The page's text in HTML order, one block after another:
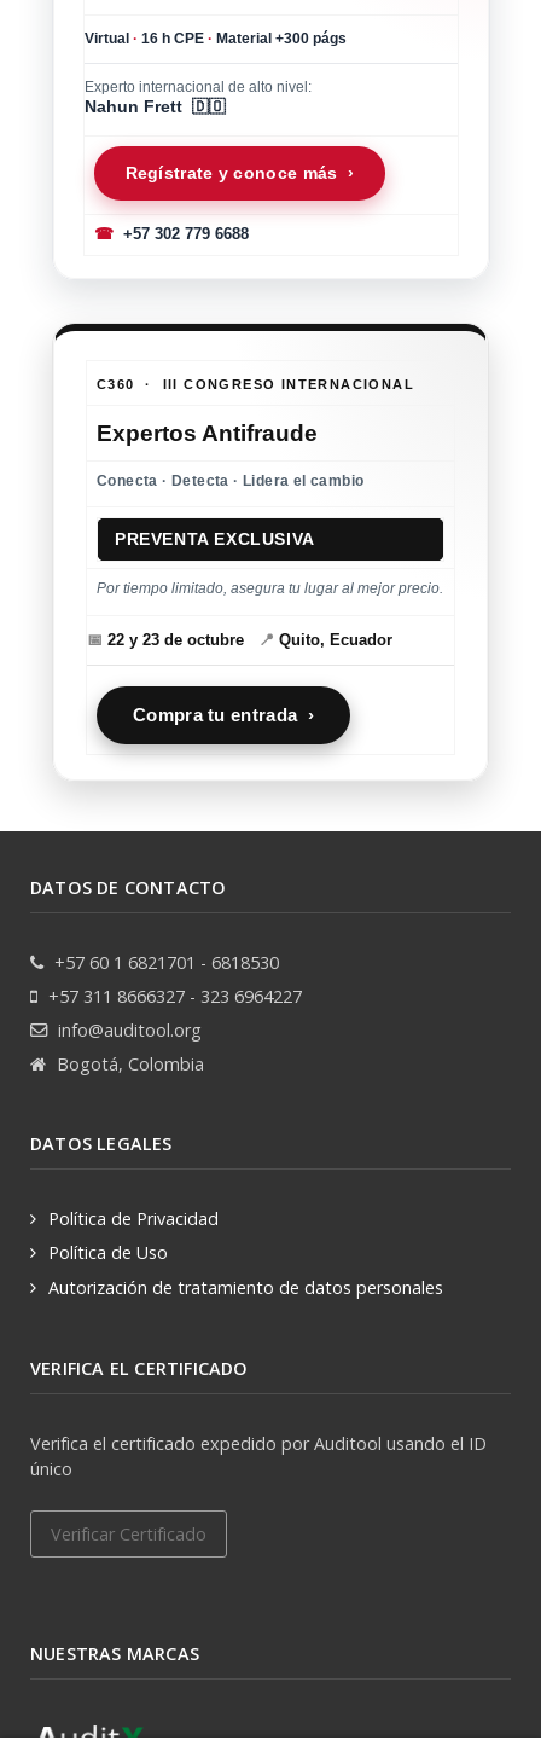
Virtual · 16 h CPE · Material +300 págs
Experto internacional de alto nivel:
Nahun Frett 🇩🇴
Regístrate y conoce más ›
☎+57 302 779 6688
C360 · III CONGRESO INTERNACIONAL
Expertos Antifraude
Conecta · Detecta · Lidera el cambio
PREVENTA EXCLUSIVA
Por tiempo limitado, asegura tu lugar al mejor precio.
📅 22 y 23 de octubre 📍 Quito, Ecuador
Compra tu entrada ›
DATOS DE CONTACTO
+57 60 1 6821701 - 6818530
+57 311 8666327 - 323 6964227
info@auditool.org
Bogotá, Colombia
DATOS LEGALES
Política de Privacidad
Política de Uso
Autorización de tratamiento de datos personales
VERIFICA EL CERTIFICADO
Verifica el certificado expedido por Auditool usando el ID
único
Verificar Certificado
NUESTRAS MARCAS